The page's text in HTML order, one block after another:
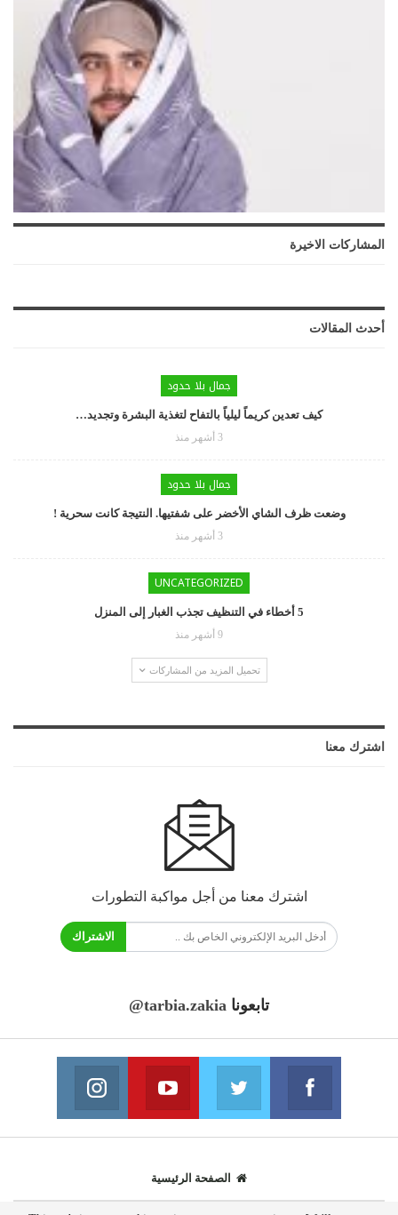
المشاركات الاخيرة
أحدث المقالات
جمال بلا حدود
كيف تعدين كريماً ليلياً بالتفاح لتغذية البشرة وتجديد…
3 أشهر منذ
جمال بلا حدود
وضعت ظرف الشاي الأخضر على شفتيها. النتيجة كانت سحرية !
3 أشهر منذ
UNCATEGORIZED
5 أخطاء في التنظيف تجذب الغبار إلى المنزل
9 أشهر منذ
تحميل المزيد من المشاركات
اشترك معنا
اشترك معنا من أجل مواكبة التطورات
الاشتراك
تابعونا @tarbia.zakia
فايسبوك
انضم الينا انضم الينا
يوتيوب
انضم الينا
الصفحة الرئيسية